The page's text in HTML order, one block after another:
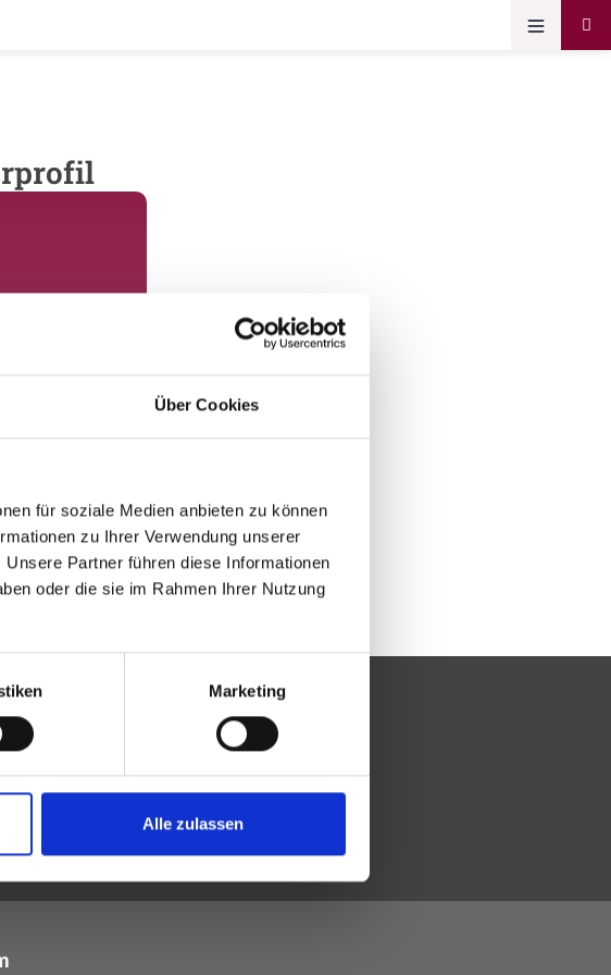
Über Cookies
für soziale Medien anbieten zu können
zu Ihrer Verwendung unserer
Partner führen diese Informationen
oder die sie im Rahmen Ihrer Nutzung
Marketing
Alle zulassen